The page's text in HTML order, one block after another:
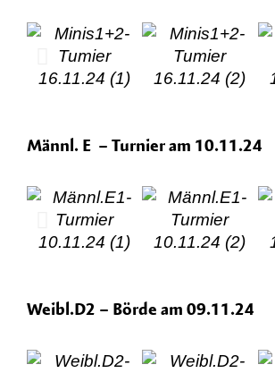
Männl. E – Turnier am 10.11.24
Weibl.D2 – Börde am 09.11.24